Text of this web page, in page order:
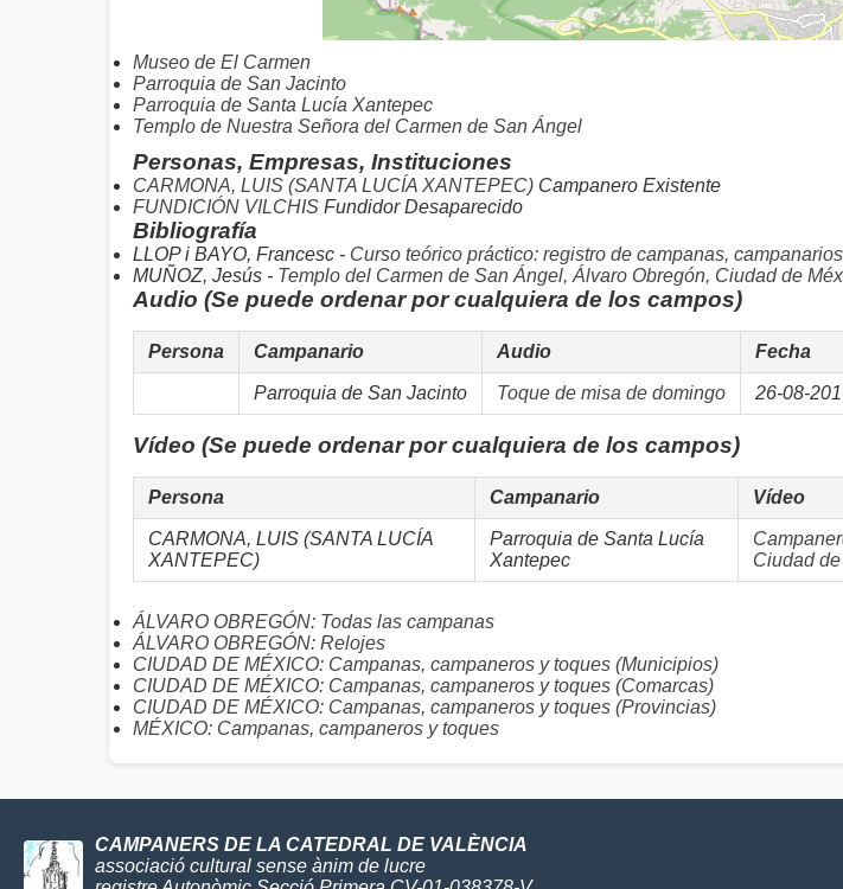
Museo de El Carmen
Parroquia de San Jacinto
Parroquia de Santa Lucía Xantepec
Templo de Nuestra Señora del Carmen de San Ángel
Personas, Empresas, Instituciones
CARMONA, LUIS (SANTA LUCÍA XANTEPEC) Campanero Existente
FUNDICIÓN VILCHIS Fundidor Desaparecido
Bibliografía
LLOP i BAYO, Francesc - Curso teórico práctico: registro de campanas,
MUÑOZ, Jesús - Templo del Carmen de San Ángel, Álvaro Obregón, Ciudad de
Audio (Se puede ordenar por cualquiera de los campos)
Persona Campanario Audio Fecha
Parroquia de San Jacinto Toque de misa de domingo 26-08-
Vídeo (Se puede ordenar por cualquiera de los campos)
Persona Campanario Vídeo
CARMONA, LUIS (SANTA LUCÍA
XANTEPEC)
Parroquia de Santa Lucía
Xantepec
Ciudad
ÁLVARO OBREGÓN: Todas las campanas
ÁLVARO OBREGÓN: Relojes
CIUDAD DE MÉXICO: Campanas, campaneros y toques (Municipios)
CIUDAD DE MÉXICO: Campanas, campaneros y toques (Comarcas)
CIUDAD DE MÉXICO: Campanas, campaneros y toques (Provincias)
MÉXICO: Campanas, campaneros y toques
CAMPANERS DE LA CATEDRAL DE VALÈNCIA
associació cultural sense ànim de lucre